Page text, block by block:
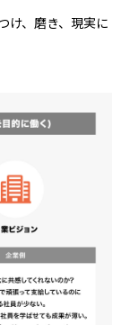
け、磨き、現実に